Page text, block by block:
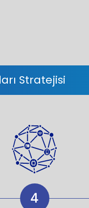
Stratejisi
4